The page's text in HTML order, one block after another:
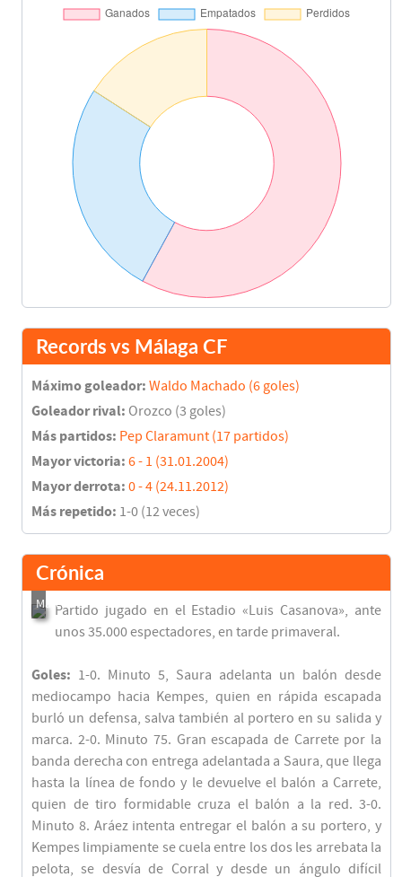
Records vs Málaga CF
Máximo goleador: Waldo Machado (6 goles)
Goleador rival: Orozco (3 goles)
Más partidos: Pep Claramunt (17 partidos)
Mayor victoria: 6 - 1 (31.01.2004)
Mayor derrota: 0 - 4 (24.11.2012)
Más repetido: 1-0 (12 veces)
Crónica
Partido jugado en el Estadio «Luis Casanova», ante
unos 35.000 espectadores, en tarde primaveral.
Goles: 1-0. Minuto 5, Saura adelanta un balón desde
mediocampo hacia Kempes, quien en rápida escapada
burló un defensa, salva también al portero en su salida y
marca. 2-0. Minuto 75. Gran escapada de Carrete por la
banda derecha con entrega adelantada a Saura, que llega
hasta la línea de fondo y le devuelve el balón a Carrete,
quien de tiro formidable cruza el balón a la red. 3-0.
Minuto 8. Aráez intenta entregar el balón a su portero, y
Kempes limpiamente se cuela entre los dos les arrebata la
pelota, se desvía de Corral y desde un ángulo difícil